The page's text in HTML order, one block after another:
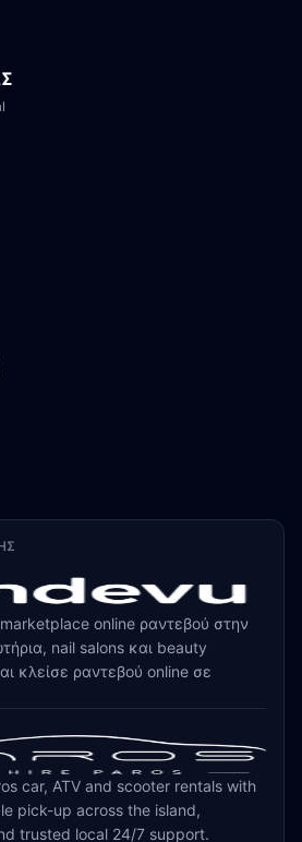
online ραντεβού στην
nail salons και beauty
κλείσε ραντεβού online σε
car, ATV and scooter rentals with
pick-up across the island,
trusted local 24/7 support.